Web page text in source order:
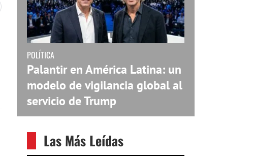
POLÍTICA
Palantir en América Latina: un
modelo de vigilancia global al
servicio de Trump
Las Más Leídas